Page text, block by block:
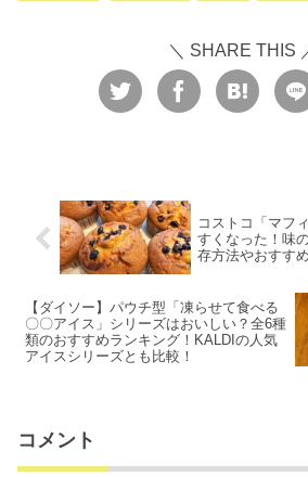
＼ SHARE THIS
コストコ「マフ
すくなった！味
存方法やおすす
【ダイソー】パウチ型「凍らせて食べる
〇〇アイス」シリーズはおいしい？全6種
類のおすすめランキング！KALDIの人気
アイスシリーズとも比較！
コメント